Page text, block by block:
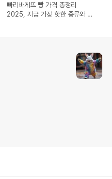
빠리바게뜨 빵 가격 총정리
2025, 지금 가장 핫한 종류와 가